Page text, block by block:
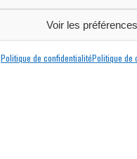
Voir les préférences
Politique de confidentialitéPolitique de